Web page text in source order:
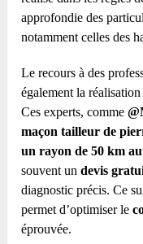
approfondie des
notamment celles des
Le recours à des
également la
Ces experts, comme
maçon tailleur de
un rayon de 50 km
souvent undevis
diagnostic précis. Ce
permet d’optimiser le
éprouvée.